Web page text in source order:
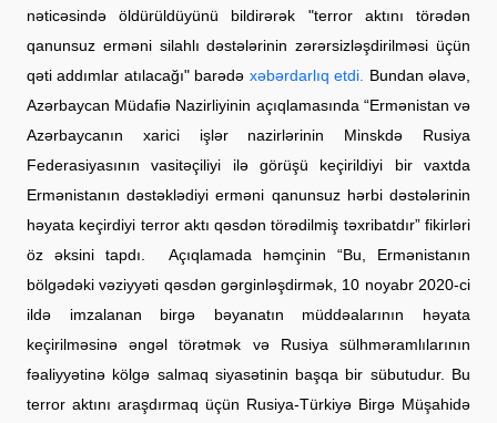
nəticəsində öldürüldüyünü bildirərək "terror aktını törədən
qanunsuz erməni silahlı dəstələrinin zərərsizləşdirilməsi üçün
qəti addımlar atılacağı" barədə xəbərdarlıq etdi.
Bundan əlavə,
Azərbaycan Müdafiə Nazirliyinin açıqlamasında “Ermənistan və
Azərbaycanın xarici işlər nazirlərinin Minskdə Rusiya
Federasiyasının vasitəçiliyi ilə görüşü keçirildiyi bir vaxtda
Ermənistanın dəstəklədiyi erməni qanunsuz hərbi dəstələrinin
həyata keçirdiyi terror aktı qəsdən törədilmiş təxribatdır” fikirləri
öz əksini tapdı. Açıqlamada həmçinin “Bu, Ermənistanın
bölgədəki vəziyyəti qəsdən gərginləşdirmək, 10 noyabr 2020-ci
ildə imzalanan birgə bəyanatın müddəalarının həyata
keçirilməsinə əngəl törətmək və Rusiya sülhməramlılarının
fəaliyyətinə kölgə salmaq siyasətinin başqa bir sübutudur. Bu
terror aktını araşdırmaq üçün Rusiya-Türkiyə Birgə Müşahidə